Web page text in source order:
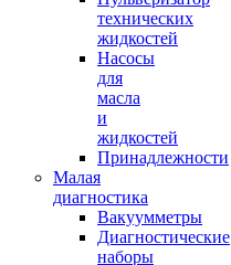
технических
жидкостей
Насосы
для
масла
и
жидкостей
Принадлежности
Малая
диагностика
Вакуумметры
Диагностические
наборы